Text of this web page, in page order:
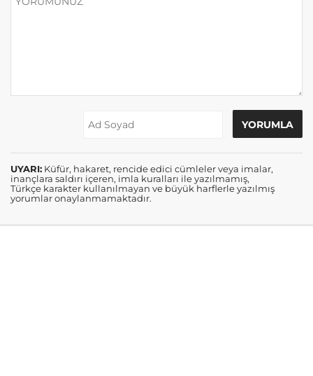
UYARI: Küfür, hakaret, rencide edici cümleler veya imalar,
inançlara saldırı içeren, imla kuralları ile yazılmamış,
Türkçe karakter kullanılmayan ve büyük harflerle yazılmış
yorumlar onaylanmamaktadır.